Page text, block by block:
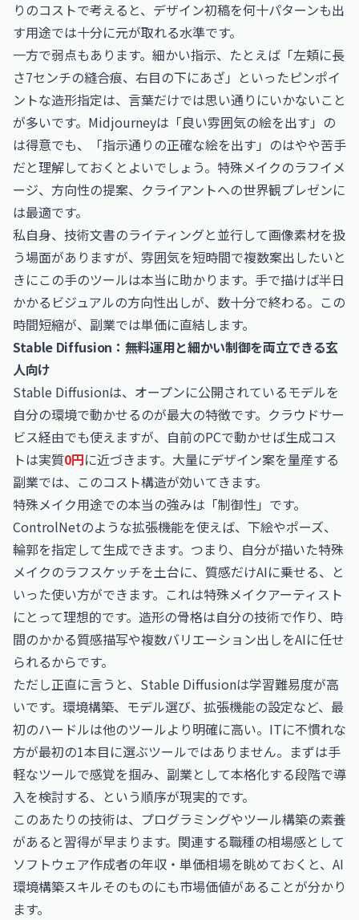
りのコストで考えると、デザイン初稿を何十パターンも出
す用途では十分に元が取れる水準です。
一方で弱点もあります。細かい指示、たとえば「左頬に長
さ7センチの縫合痕、右目の下にあざ」といったピンポイ
ントな造形指定は、言葉だけでは思い通りにいかないこと
が多いです。Midjourneyは「良い雰囲気の絵を出す」の
は得意でも、「指示通りの正確な絵を出す」のはやや苦手
だと理解しておくとよいでしょう。特殊メイクのラフイメ
ージ、方向性の提案、クライアントへの世界観プレゼンに
は最適です。
私自身、技術文書のライティングと並行して画像素材を扱
う場面がありますが、雰囲気を短時間で複数案出したいと
きにこの手のツールは本当に助かります。手で描けば半日
かかるビジュアルの方向性出しが、数十分で終わる。この
時間短縮が、副業では単価に直結します。
Stable Diffusion：無料運用と細かい制御を両立できる玄
人向け
Stable Diffusionは、オープンに公開されているモデルを
自分の環境で動かせるのが最大の特徴です。クラウドサー
ビス経由でも使えますが、自前のPCで動かせば生成コス
トは実質0円に近づきます。大量にデザイン案を量産する
副業では、このコスト構造が効いてきます。
特殊メイク用途での本当の強みは「制御性」です。
ControlNetのような拡張機能を使えば、下絵やポーズ、
輪郭を指定して生成できます。つまり、自分が描いた特殊
メイクのラフスケッチを土台に、質感だけAIに乗せる、と
いった使い方ができます。これは特殊メイクアーティスト
にとって理想的です。造形の骨格は自分の技術で作り、時
間のかかる質感描写や複数バリエーション出しをAIに任せ
られるからです。
ただし正直に言うと、Stable Diffusionは学習難易度が高
いです。環境構築、モデル選び、拡張機能の設定など、最
初のハードルは他のツールより明確に高い。ITに不慣れな
方が最初の1本目に選ぶツールではありません。まずは手
軽なツールで感覚を掴み、副業として本格化する段階で導
入を検討する、という順序が現実的です。
このあたりの技術は、プログラミングやツール構築の素養
があると習得が早まります。関連する職種の相場感として
ソフトウェア作成者の年収・単価相場を眺めておくと、AI
環境構築スキルそのものにも市場価値があることが分かり
ます。